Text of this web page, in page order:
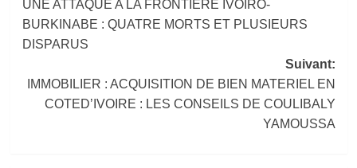
d’article
UNE ATTAQUE A LA FRONTIERE IVOIRO-
BURKINABE : QUATRE MORTS ET PLUSIEURS
DISPARUS
Suivant:
IMMOBILIER : ACQUISITION DE BIEN MATERIEL EN
COTED’IVOIRE : LES CONSEILS DE COULIBALY
YAMOUSSA